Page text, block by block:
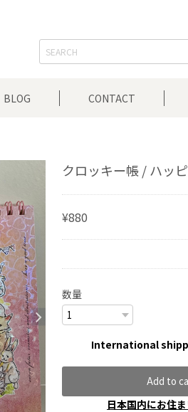
BLOG CONTACT
クロッキー帳 / ハッ
¥880
数量
International
Add to
日本国内にお住